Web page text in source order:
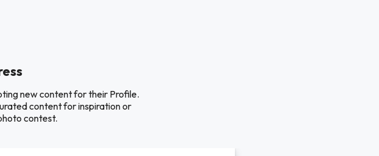
new content for their Profile.
content for inspiration or
contest.